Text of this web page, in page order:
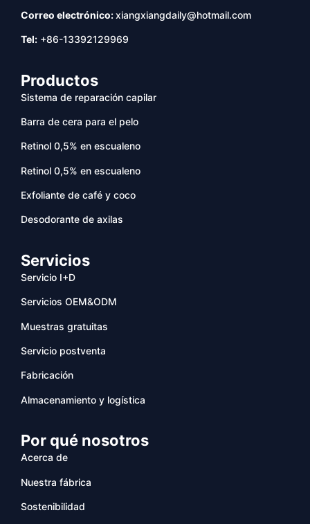
Correo electrónico:xiangxiangdaily@hotmail.com
Tel: +86-13392129969
Productos
Sistema de reparación capilar
Barra de cera para el pelo
Retinol 0,5% en escualeno
Retinol 0,5% en escualeno
Exfoliante de café y coco
Desodorante de axilas
Servicios
Servicio I+D
Servicios OEM&ODM
Muestras gratuitas
Servicio postventa
Fabricación
Almacenamiento y logística
Por qué nosotros
Acerca de
Nuestra fábrica
Sostenibilidad